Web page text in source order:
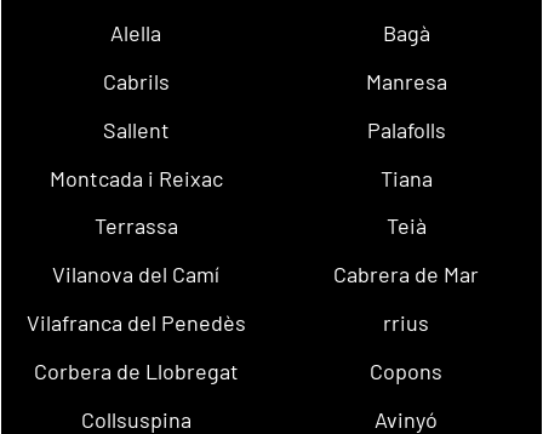
Alella
Bagà
Cabrils
Manresa
Sallent
Palafolls
Montcada i Reixac
Tiana
Terrassa
Teià
Vilanova del Camí
Cabrera de Mar
Vilafranca del Penedès
rrius
Corbera de Llobregat
Copons
Collsuspina
Avinyó